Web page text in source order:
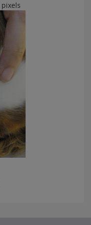
pixels